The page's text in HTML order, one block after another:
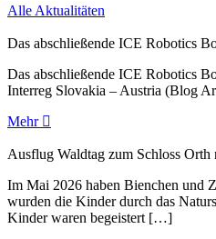
Alle Aktualitäten
Das abschließende ICE Robotics
Das abschließende ICE Robotics
Interreg Slovakia – Austria (Blog
Mehr
Ausflug Waldtag zum Schloss Orth
Im Mai 2026 haben Bienchen und
wurden die Kinder durch das
Kinder waren begeistert […]